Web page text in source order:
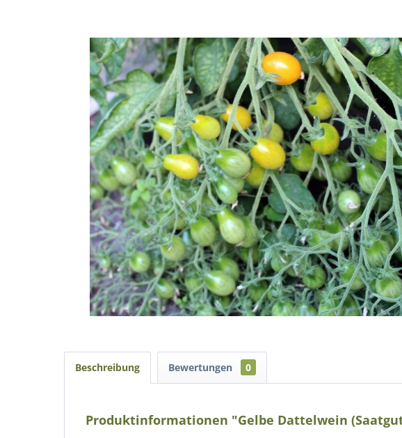
Beschreibung Bewertungen 0
Produktinformationen "Gelbe Dattelwein